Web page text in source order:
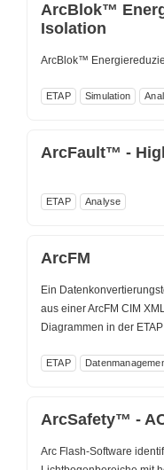
ArcBlok™
Isolation
ArcBlok™
ETAP Simulation
ArcFault™ -
ETAP Analyse
ArcFM
Ein
aus einer ArcFM CIM
Diagrammen in der
ETAP
ArcSafety™ -
Arc Flash-Software